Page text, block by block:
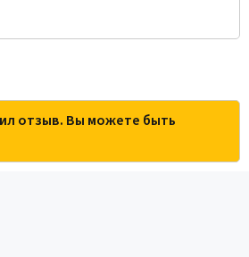
отзыв. Вы можете быть